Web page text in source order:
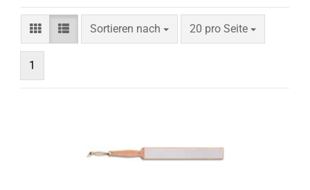
Sortieren nach
Sortieren nach 20 pro Seite
pro Seite
1